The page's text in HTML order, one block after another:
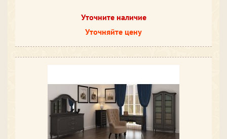
Уточните наличие
Уточняйте цену